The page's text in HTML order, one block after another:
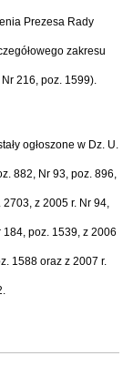
Prezesa Rady
zakresu
216, poz. 1599).
ogłoszone w Dz. U.
882, Nr 93, poz. 896,
z 2005 r. Nr 94,
poz. 1539, z 2006
1588 oraz z 2007 r.